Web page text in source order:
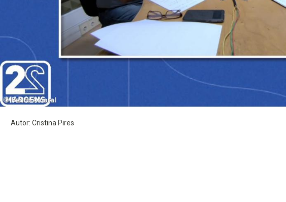
Autor: Cristina Pires